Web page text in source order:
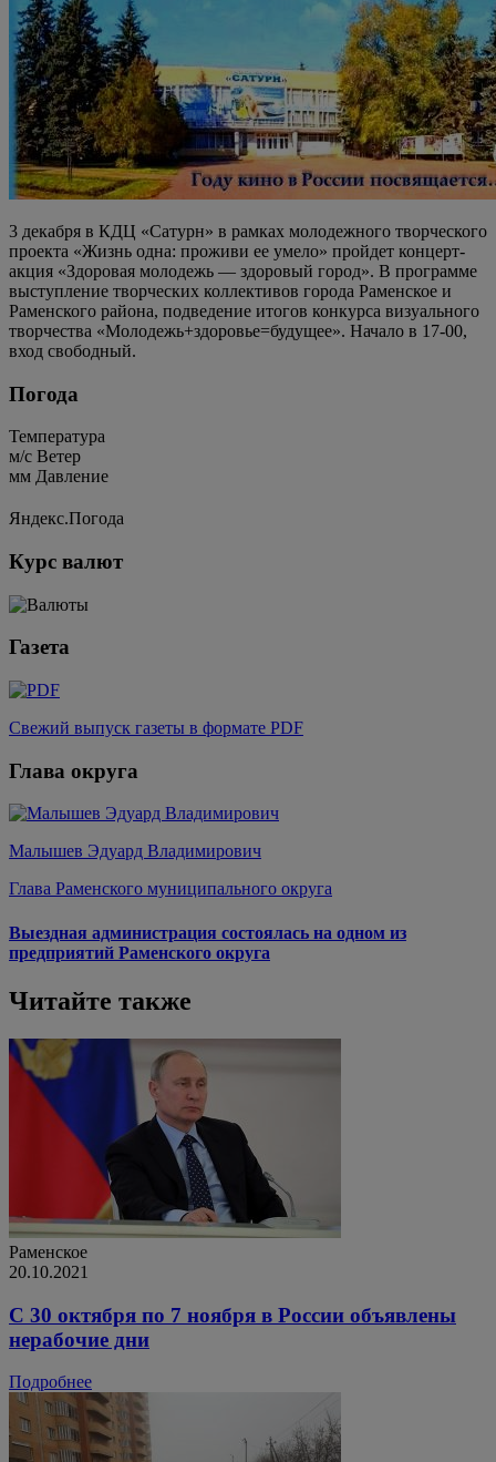
3 декабря в КДЦ «Сатурн» в рамках молодежного творческого
проекта «Жизнь одна: проживи ее умело» пройдет концерт-
акция «Здоровая молодежь — здоровый город». В программе
выступление творческих коллективов города Раменское и
Раменского района, подведение итогов конкурса визуального
творчества «Молодежь+здоровье=будущее». Начало в 17-00,
вход свободный.
Погода
Температура
м/c Ветер
мм Давление
Яндекс.Погода
Курс валют
Газета
Свежий выпуск газеты в формате PDF
Глава округа
Малышев Эдуард Владимирович
Глава Раменского муниципального округа
Выездная администрация состоялась на одном из
предприятий Раменского округа
Читайте также
Раменское
20.10.2021
С 30 октября по 7 ноября в России объявлены
нерабочие дни
Подробнее